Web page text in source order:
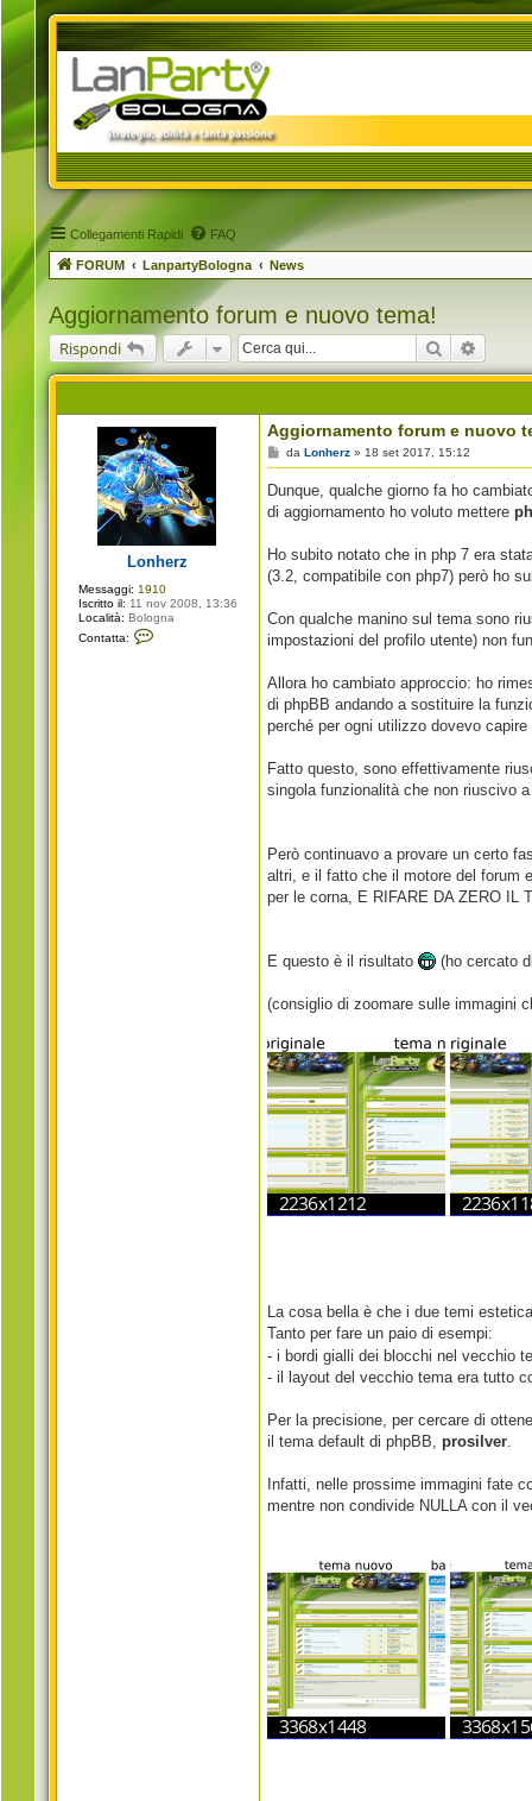
Collegamenti Rapidi FAQ
FORUM LanpartyBologna News
Aggiornamento forum e nuovo tema!
Rispondi Cerca
Lonherz
Messaggi: 1910
Iscritto il: 11 nov 2008, 13:36
Località: Bologna
Contatta:
Aggiornamento forum e nuovo
M
e
s
a
i
daLonherz » 18 set 2017, 15:12
Dunque, qualche giorno fa ho
di aggiornamento ho voluto mettere
Ho subito notato che in php 7 era
(3.2, compatibile con php7) però ho
Con qualche manino sul tema sono
impostazioni del profilo utente) non
Allora ho cambiato approccio: ho
di phpBB andando a sostituire la
perché per ogni utilizzo dovevo
Fatto questo, sono effettivamente
singola funzionalità che non riuscivo
Però continuavo a provare un certo
altri, e il fatto che il motore del forum
per le corna, E RIFARE DA ZERO IL
E questo è il risultato (ho cercato
(consiglio di zoomare sulle immagini
La cosa bella è che i due temi
Tanto per fare un paio di esempi:
- i bordi gialli dei blocchi nel vecchio
- il layout del vecchio tema era tutto
Per la precisione, per cercare di
il tema default di phpBB,prosilver.
Infatti, nelle prossime immagini fate
mentre non condivide NULLA con il